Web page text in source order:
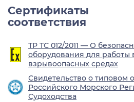
Сертификаты
соответствия
ТР ТС 012/2011 — О
оборудования для работы
взрывоопасных средах
Свидетельство о типовом
Российского Морского
Судоходства